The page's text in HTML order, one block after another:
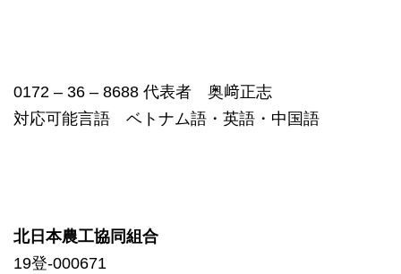
0172 – 36 – 8688 代表者 奥﨑正志
対応可能言語 ベトナム語・英語・中国語
北日本農工協同組合
19登-000671